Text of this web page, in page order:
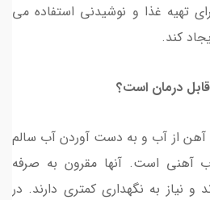
تهیه غذا و نوشیدنی استفاده می
کند.
درمان است؟
آهن از آب و به دست آوردن آب سالم
آب آهنی است. آنها مقرون به صرفه
و نیاز به نگهداری کمتری دارند. در